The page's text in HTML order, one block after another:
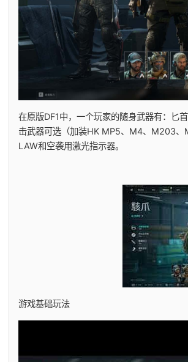
在原版DF1中，一个玩家的随身武器有：
击武器可选（加装HK MP5、M4、M203
LAW和空袭用激光指示器。
游戏基础玩法